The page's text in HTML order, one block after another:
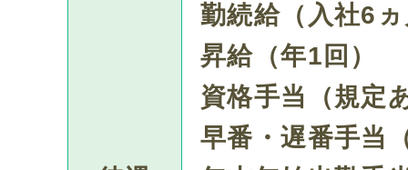
勤続給（入社6
昇給（年1回）
資格手当（規定
早番・遅番手当